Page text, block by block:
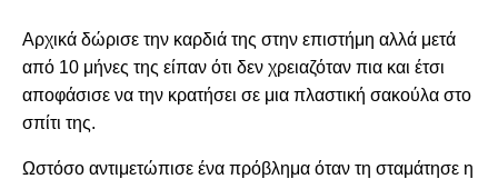
Αρχικά δώρισε την καρδιά της στην επιστήμη αλλά μετά
από 10 μήνες της είπαν ότι δεν χρειαζόταν πια και έτσι
αποφάσισε να την κρατήσει σε μια πλαστική σακούλα στο
σπίτι της.
Ωστόσο αντιμετώπισε ένα πρόβλημα όταν τη σταμάτησε η